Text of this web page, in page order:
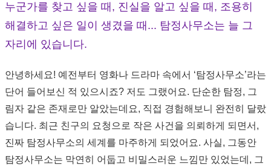
누군가를 찾고 싶을 때, 진실을 알고 싶을 때, 조용히
해결하고 싶은 일이 생겼을 때... 탐정사무소는 늘 그
자리에 있습니다.
안녕하세요! 예전부터 영화나 드라마 속에서 ‘탐정사무소’라는
단어 들어보신 적 있으시죠? 저도 그랬어요. 단순한 탐정, 그
림자 같은 존재로만 알았는데요, 직접 경험해보니 완전히 달랐
습니다. 최근 친구의 요청으로 작은 사건을 의뢰하게 되면서,
진짜 탐정사무소의 세계를 마주하게 되었어요. 사실, 그동안
탐정사무소는 막연히 어둡고 비밀스러운 느낌만 있었는데, 그